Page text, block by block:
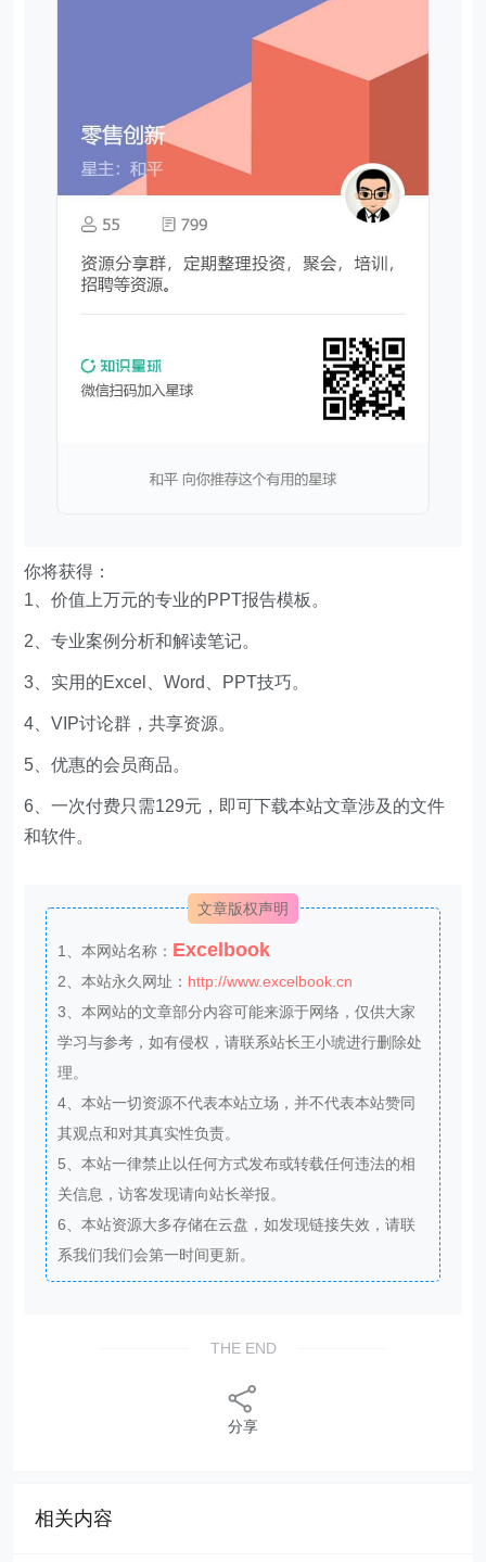
你将获得：
1、价值上万元的专业的PPT报告模板。
2、专业案例分析和解读笔记。
3、实用的Excel、Word、PPT技巧。
4、VIP讨论群，共享资源。
5、优惠的会员商品。
6、一次付费只需129元，即可下载本站文章涉及的文件
和软件。
文章版权声明
1、本网站名称： Excelbook
2、本站永久网址： http://www.excelbook.cn
3、本网站的文章部分内容可能来源于网络，仅供大家
学习与参考，如有侵权，请联系站长王小琥进行删除处
理。
4、本站一切资源不代表本站立场，并不代表本站赞同
其观点和对其真实性负责。
5、本站一律禁止以任何方式发布或转载任何违法的相
关信息，访客发现请向站长举报。
6、本站资源大多存储在云盘，如发现链接失效，请联
系我们我们会第一时间更新。
THE END
分享
相关内容